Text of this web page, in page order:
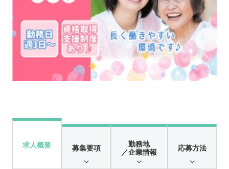
求人概要 募集要項
勤務地
／企業情報
応募方法